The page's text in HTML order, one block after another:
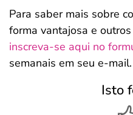
Para saber mais sobre
forma vantajosa e
inscreva-se aqui no
semanais em seu e-mail.
Isto